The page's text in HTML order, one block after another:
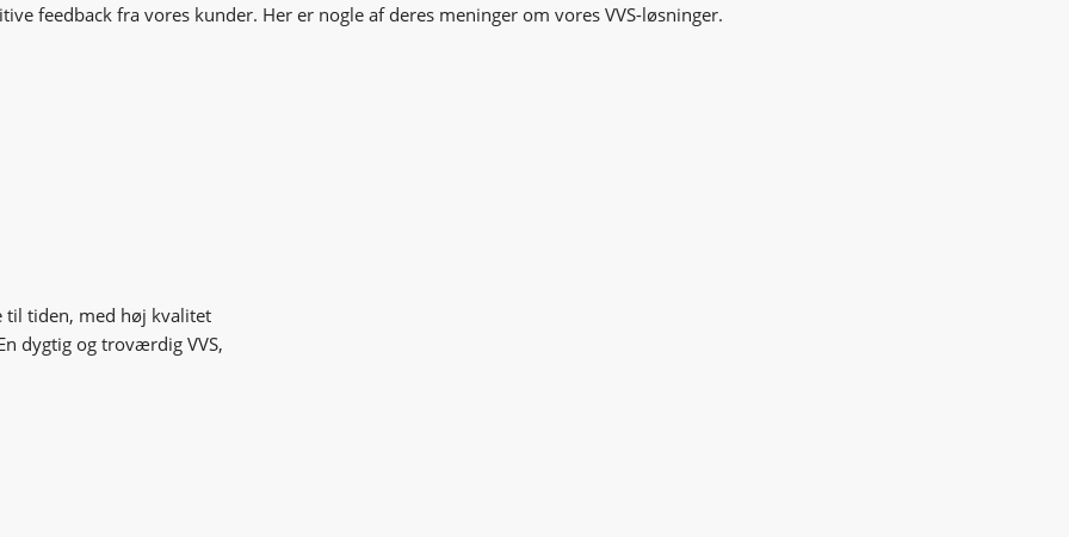
feedback fra vores kunder. Her er nogle af deres meninger om vores VVS-løsninger.
til tiden, med høj kvalitet
dygtig og troværdig VVS,